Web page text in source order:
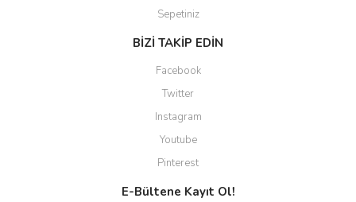
Sepetiniz
BİZİ TAKİP EDİN
Facebook
Twitter
Instagram
Youtube
Pinterest
E-Bültene Kayıt Ol!